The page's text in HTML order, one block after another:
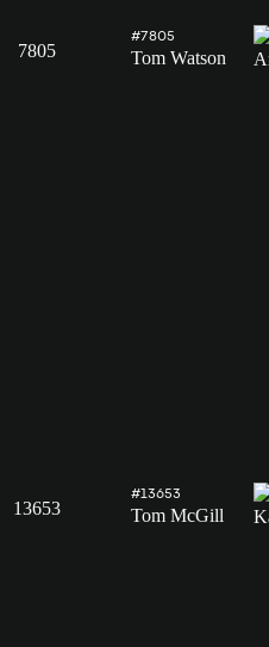
7805
#7805
Tom Watson
13653
#13653
Tom McGill